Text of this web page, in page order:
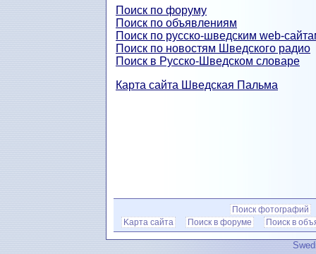
Поиск по форуму
Поиск по объявлениям
Поиск по русско-шведским web-
Поиск по новостям Шведского радио
Поиск в Русско-Шведском словаре
Карта сайта Шведская Пальма
Поиск фотографий
Kарта сайта
Поиск в форуме Поиск в